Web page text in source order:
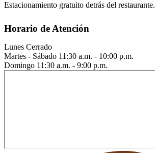
Estacionamiento gratuito detrás del restaurante.
Horario de Atención
Lunes Cerrado
Martes - Sábado 11:30 a.m. - 10:00 p.m.
Domingo 11:30 a.m. - 9:00 p.m.